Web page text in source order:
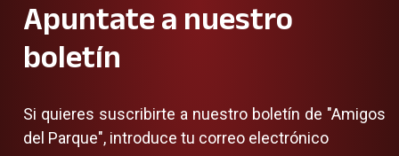
Apuntate a nuestro
boletín
Si quieres suscribirte a nuestro boletín de "Amigos
del Parque", introduce tu correo electrónico